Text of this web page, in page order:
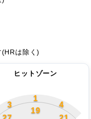
は除く)
ヒットゾーン
3
1
4
19